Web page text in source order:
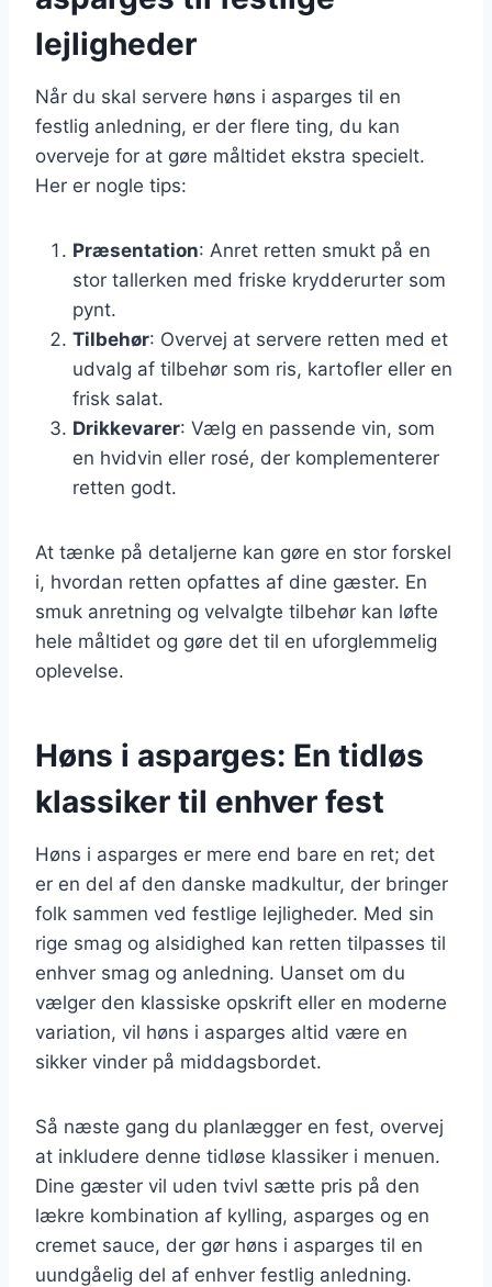
lejligheder
Når du skal servere høns i asparges til en
festlig anledning, er der flere ting, du kan
overveje for at gøre måltidet ekstra specielt.
Her er nogle tips:
Præsentation: Anret retten smukt på en
stor tallerken med friske krydderurter som
pynt.
Tilbehør: Overvej at servere retten med et
udvalg af tilbehør som ris, kartofler eller en
frisk salat.
Drikkevarer: Vælg en passende vin, som
en hvidvin eller rosé, der komplementerer
retten godt.
At tænke på detaljerne kan gøre en stor forskel
i, hvordan retten opfattes af dine gæster. En
smuk anretning og velvalgte tilbehør kan løfte
hele måltidet og gøre det til en uforglemmelig
oplevelse.
Høns i asparges: En tidløs
klassiker til enhver fest
Høns i asparges er mere end bare en ret; det
er en del af den danske madkultur, der bringer
folk sammen ved festlige lejligheder. Med sin
rige smag og alsidighed kan retten tilpasses til
enhver smag og anledning. Uanset om du
vælger den klassiske opskrift eller en moderne
variation, vil høns i asparges altid være en
sikker vinder på middagsbordet.
Så næste gang du planlægger en fest, overvej
at inkludere denne tidløse klassiker i menuen.
Dine gæster vil uden tvivl sætte pris på den
lækre kombination af kylling, asparges og en
cremet sauce, der gør høns i asparges til en
uundgåelig del af enhver festlig anledning.